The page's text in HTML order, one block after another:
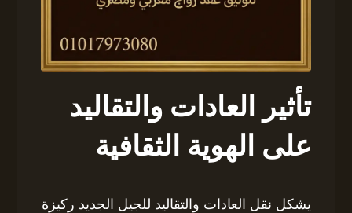
تأثير العادات والتقاليد
على الهوية الثقافية
يشكل نقل العادات والتقاليد للجيل الجديد ركيزة